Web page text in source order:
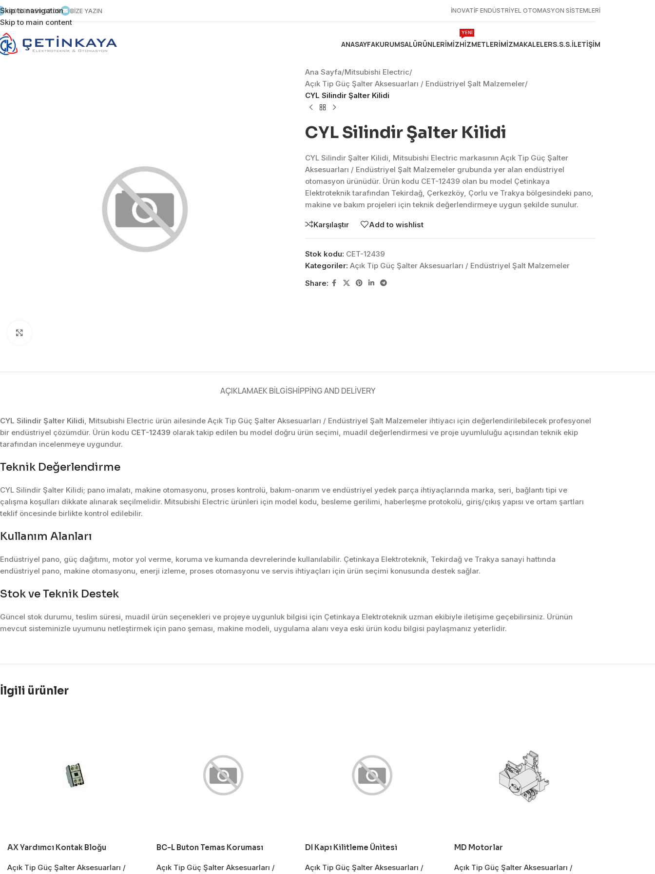
Skip to navigation
Skip to main content
+90 531 959 02 09 BİZE YAZIN İNOVATİF ENDÜSTRİYEL OTOMASYON SİSTEMLERİ
ANASAYFAKURUMSALÜRÜNLERIMIZHIZMETLERIMIZ
YENİ
Makine Otomasyonu
Proses Otomasyonu
Robotik ve Hareket
MAKALELERS.S.S.İLETIŞIM
Ana Sayfa/Mitsubishi Electric/
Açık Tip Güç Şalter Aksesuarları / Endüstriyel Şalt Malzemeler/
CYL Silindir Şalter Kilidi
CYL Silindir Şalter Kilidi
CYL Silindir Şalter Kilidi, Mitsubishi Electric markasının Açık Tip Güç Şalter
Aksesuarları / Endüstriyel Şalt Malzemeler grubunda yer alan endüstriyel
otomasyon ürünüdür. Ürün kodu CET-12439 olan bu model Çetinkaya
Elektroteknik tarafından Tekirdağ, Çerkezköy, Çorlu ve Trakya bölgesindeki pano,
makine ve bakım projeleri için teknik değerlendirmeye uygun şekilde sunulur.
Karşılaştır Add to wishlist
Stok kodu: CET-12439
Kategoriler: Açık Tip Güç Şalter Aksesuarları / Endüstriyel Şalt Malzemeler
Share:
AÇIKLAMAEK BILGISHIPPING AND DELIVERY
CYL Silindir Şalter Kilidi, Mitsubishi Electric ürün ailesinde Açık Tip Güç Şalter Aksesuarları / Endüstriyel Şalt Malzemeler ihtiyacı için değerlendirilebilecek profesyonel
bir endüstriyel çözümdür. Ürün kodu CET-12439 olarak takip edilen bu model doğru ürün seçimi, muadil değerlendirmesi ve proje uyumluluğu açısından teknik ekip
tarafından incelenmeye uygundur.
Teknik Değerlendirme
CYL Silindir Şalter Kilidi; pano imalatı, makine otomasyonu, proses kontrolü, bakım-onarım ve endüstriyel yedek parça ihtiyaçlarında marka, seri, bağlantı tipi ve
çalışma koşulları dikkate alınarak seçilmelidir. Mitsubishi Electric ürünleri için model kodu, besleme gerilimi, haberleşme protokolü, giriş/çıkış yapısı ve ortam şartları
teklif öncesinde birlikte kontrol edilebilir.
Kullanım Alanları
Endüstriyel pano, güç dağıtımı, motor yol verme, koruma ve kumanda devrelerinde kullanılabilir. Çetinkaya Elektroteknik, Tekirdağ ve Trakya sanayi hattında
endüstriyel pano, makine otomasyonu, enerji izleme, proses otomasyonu ve servis ihtiyaçları için ürün seçimi konusunda destek sağlar.
Stok ve Teknik Destek
Güncel stok durumu, teslim süresi, muadil ürün seçenekleri ve projeye uygunluk bilgisi için Çetinkaya Elektroteknik uzman ekibiyle iletişime geçebilirsiniz. Ürünün
mevcut sisteminizle uyumunu netleştirmek için pano şeması, makine modeli, uygulama alanı veya eski ürün kodu bilgisi paylaşmanız yeterlidir.
İlgili ürünler
AX Yardımcı Kontak Bloğu
Açık Tip Güç Şalter Aksesuarları /
BC-L Buton Temas Koruması
Açık Tip Güç Şalter Aksesuarları /
DI Kapı Kilitleme Ünitesi
Açık Tip Güç Şalter Aksesuarları /
MD Motorlar
Açık Tip Güç Şalter Aksesuarları /